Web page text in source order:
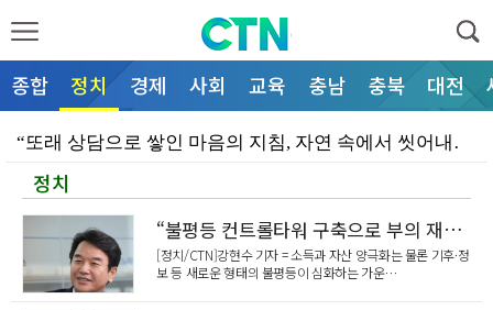
종합 정치 경제 사회 교육 충남 충북 대전
“또래 상담으로 쌓인 마음의 지침, 자연 속에서 씻어내…
“어두운 통학로, AI 스마트폴로 밝힌다”… 천안시청소…
“진학 정보 격차, 공공 지원으로 메운다”… 천안시청소…
“현장 목소리 반영해 보육 환경 개선한다”… 천안시의회…
정치
“불평등 컨트롤타워 구축으로 부의 재분배 실현”… 문진석·황운하 의원, 「불평등 대응 특별법안」 대표발의
[정치/CTN]강현수 기자 = 소득과 자산 양극화는 물론 기후·정
보 등 새로운 형태의 불평등이 심화하는 가운…